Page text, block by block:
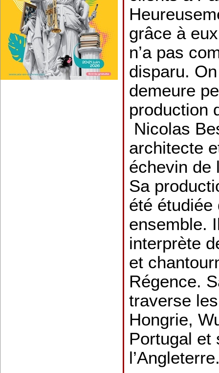
grâce à
n’a pas
disparu.
demeure
production
Nicolas
architecte
échevin de
Sa
été étudiée
ensemble.
interprète
et
Régence.
traverse
Hongrie,
Portugal et